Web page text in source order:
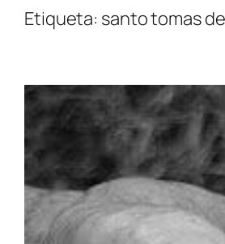
Etiqueta: santo tomas